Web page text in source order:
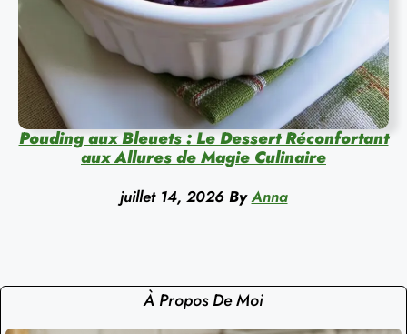
Pouding aux Bleuets : Le Dessert Réconfortant
aux Allures de Magie Culinaire
juillet 14, 2026 By Anna
À Propos De Moi